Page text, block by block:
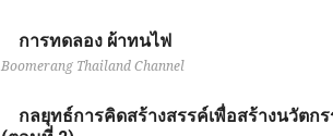
การทดลอง ผ้าทนไฟ
Boomerang Thailand Channel
กลยุทธ์การคิดสร้างสรรค์เพื่อสร้างนวัตก